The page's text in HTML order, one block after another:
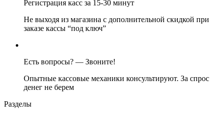
Регистрация касс за 15-30 минут
Не выходя из магазина с дополнительной скидкой при
заказе кассы “под ключ”
Есть вопросы? — Звоните!
Опытные кассовые механики консультируют. За спрос
денег не берем
Разделы